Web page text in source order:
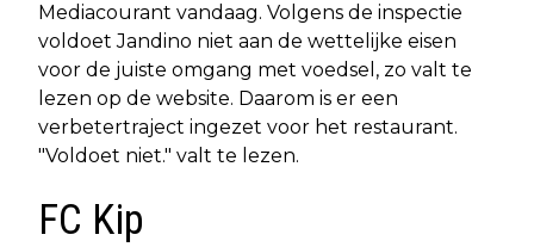
Mediacourant vandaag. Volgens de inspectie
voldoet Jandino niet aan de wettelijke eisen
voor de juiste omgang met voedsel, zo valt te
lezen op de website. Daarom is er een
verbetertraject ingezet voor het restaurant.
"Voldoet niet." valt te lezen.
FC Kip